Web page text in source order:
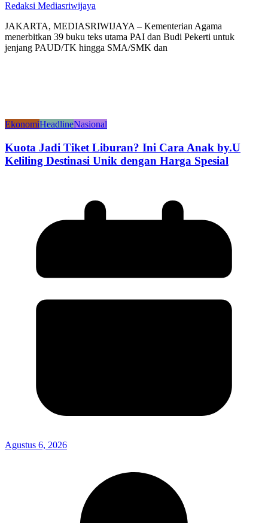
Redaksi Mediasriwijaya
JAKARTA, MEDIASRIWIJAYA – Kementerian Agama
menerbitkan 39 buku teks utama PAI dan Budi Pekerti untuk
jenjang PAUD/TK hingga SMA/SMK dan
EkonomiHeadlineNasional
Kuota Jadi Tiket Liburan? Ini Cara Anak by.U
Keliling Destinasi Unik dengan Harga Spesial
Agustus 6, 2026